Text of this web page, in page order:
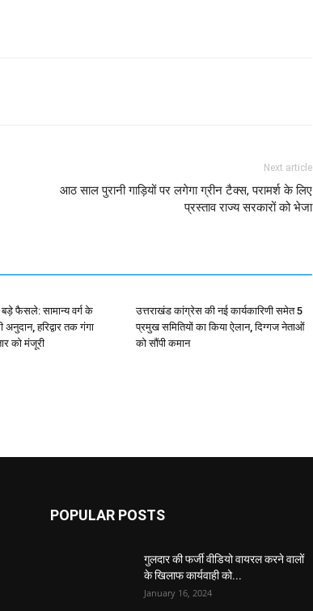
Next article
आठ साल पुरानी गाड़ियों पर लगेगा ग्रीन टैक्स, परामर्श के लिए
प्रस्ताव राज्य सरकारों को भेजा
फैसले: सामान्य वर्ग के
हरिद्वार तक गंगा
को मंजूरी
उत्तराखंड कांग्रेस की नई कार्यकारिणी समेत 5
प्रमुख समितियों का किया ऐलान, दिग्गज नेताओं
को सौंपी कमान
POPULAR POSTS
गुलदार की फर्जी वीडियो वायरल करने वालों
के खिलाफ कार्यवाही को...
January 16, 2024